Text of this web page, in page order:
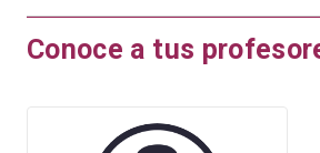
Conoce a tus